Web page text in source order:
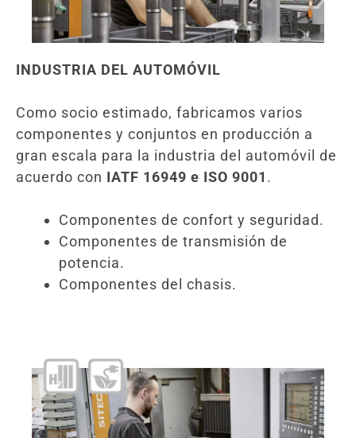
INDUSTRIA DEL AUTOMÓVIL
Como socio estimado, fabricamos varios
componentes y conjuntos en producción a
gran escala para la industria del automóvil de
acuerdo con IATF 16949 e ISO 9001 .
Componentes de confort y seguridad.
Componentes de transmisión de
potencia.
Componentes del chasis.